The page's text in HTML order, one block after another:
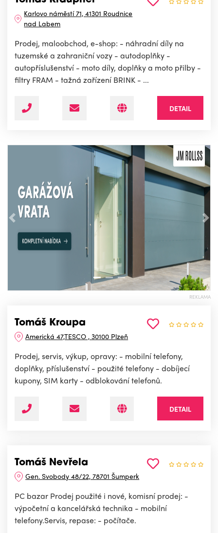
Karlovo náměstí 71, 41301 Roudnice
nad Labem
Prodej, maloobchod, e-shop: - náhradní díly na
tuzemské a zahraniční vozy - autodoplňky -
autopříslušenství - moto díly, doplňky a moto přilby -
filtry FRAM - tažná zařízení BRINK - ...
DETAIL
Předchozí
REKLAMA
Tomáš Kroupa
Americká 47,TESCO , 30100 Plzeň
Prodej, servis, výkup, opravy: - mobilní telefony,
doplňky, příslušenství - použité telefony - dobíjecí
kupony, SIM karty - odblokování telefonů.
DETAIL
Tomáš Nevřela
Gen. Svobody 48/22, 78701 Šumperk
PC bazar Prodej použité i nové, komisní prodej: -
výpočetní a kancelářská technika - mobilní
telefony.Servis, repase: - počítače.